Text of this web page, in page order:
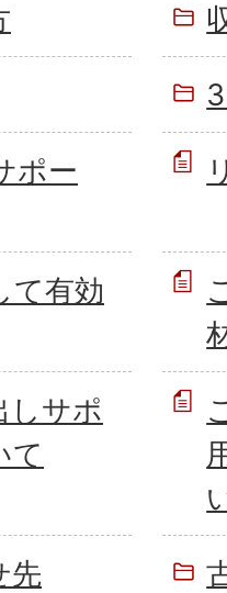
ポー
て有効
しサポ
て
先